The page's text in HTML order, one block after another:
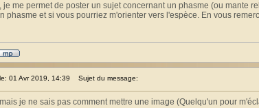
je me permet de poster un sujet concernant un phasme (ou mante
phasme et si vous pourriez m'orienter vers l'espèce. En vous
01 Avr 2019, 14:39 Sujet du message:
je ne sais pas comment mettre une image (Quelqu'un pour